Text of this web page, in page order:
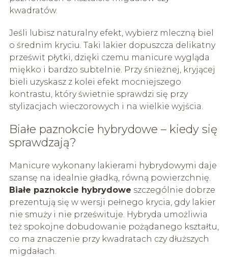
kwadratów.
Jeśli lubisz naturalny efekt, wybierz mleczną biel
o średnim kryciu. Taki lakier dopuszcza delikatny
prześwit płytki, dzięki czemu manicure wygląda
miękko i bardzo subtelnie. Przy śnieżnej, kryjącej
bieli uzyskasz z kolei efekt mocniejszego
kontrastu, który świetnie sprawdzi się przy
stylizacjach wieczorowych i na wielkie wyjścia.
Białe paznokcie hybrydowe – kiedy się
sprawdzają?
Manicure wykonany lakierami hybrydowymi daje
szansę na idealnie gładką, równą powierzchnię.
Białe paznokcie hybrydowe szczególnie dobrze
prezentują się w wersji pełnego krycia, gdy lakier
nie smuży i nie prześwituje. Hybryda umożliwia
też spokojne dobudowanie pożądanego kształtu,
co ma znaczenie przy kwadratach czy dłuższych
migdałach.